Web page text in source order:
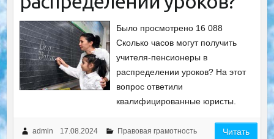
Было просмотрено 16 088
Сколько часов могут получить
учителя-пенсионеры в
распределении уроков? На этот
вопрос ответили
квалифицированные юристы.
admin 17.08.2024 Правовая грамотность Читать